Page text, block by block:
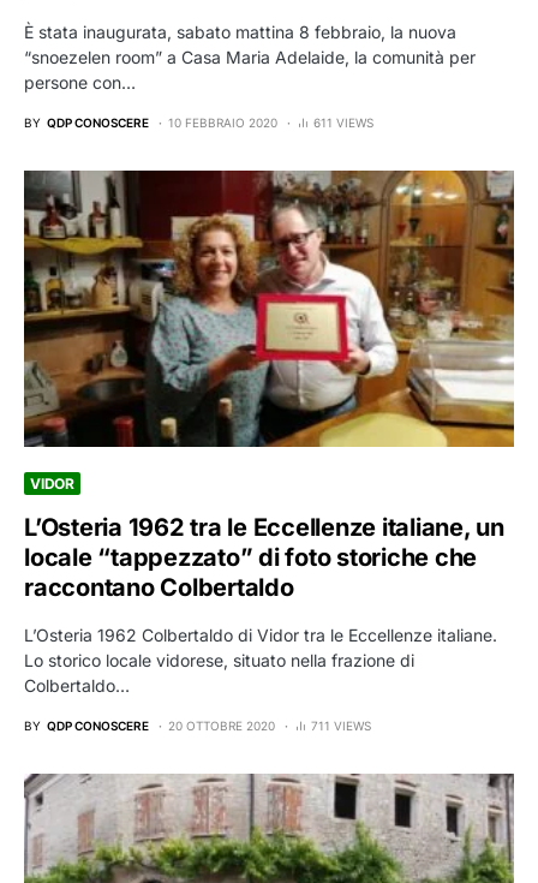
È stata inaugurata, sabato mattina 8 febbraio, la nuova
“snoezelen room” a Casa Maria Adelaide, la comunità per
persone con…
BY QDP CONOSCERE 10 FEBBRAIO 2020 611 VIEWS
VIDOR
L’Osteria 1962 tra le Eccellenze italiane, un
locale “tappezzato” di foto storiche che
raccontano Colbertaldo
L’Osteria 1962 Colbertaldo di Vidor tra le Eccellenze italiane.
Lo storico locale vidorese, situato nella frazione di
Colbertaldo…
BY QDP CONOSCERE 20 OTTOBRE 2020 711 VIEWS